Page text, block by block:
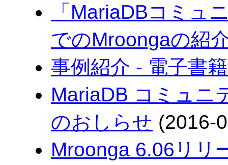
「MariaDBコミュ
でのMroongaの紹
事例紹介 - 電子書
MariaDB コミュニ
のおしらせ (2016-
Mroonga 6.06リリ